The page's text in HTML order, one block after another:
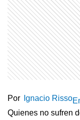
Por Ignacio Risso
Quienes no sufren